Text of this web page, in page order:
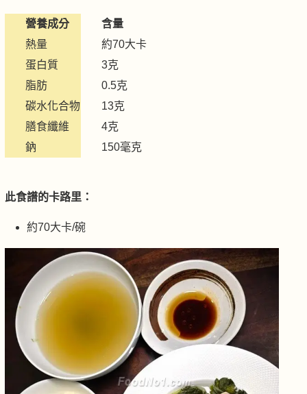
營養成分
含量
熱量
約70大卡
蛋白質
3克
脂肪
0.5克
碳水化合物
13克
膳食纖維
4克
鈉
150毫克
此食譜的卡路里：
約70大卡/碗